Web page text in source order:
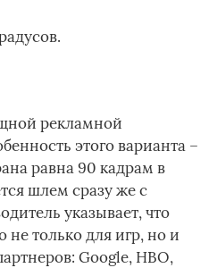
рекламной
этого варианта –
равна 90 кадрам в
шлем сразу же с
указывает, что
не только для игр, но и
Google, HBO,